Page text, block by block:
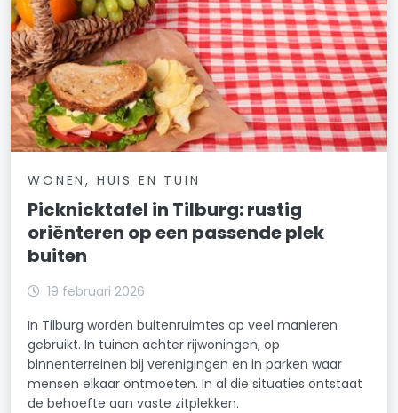
WONEN, HUIS EN TUIN
Picknicktafel in Tilburg: rustig
oriënteren op een passende plek
buiten
19 februari 2026
In Tilburg worden buitenruimtes op veel manieren
gebruikt. In tuinen achter rijwoningen, op
binnenterreinen bij verenigingen en in parken waar
mensen elkaar ontmoeten. In al die situaties ontstaat
de behoefte aan vaste zitplekken.